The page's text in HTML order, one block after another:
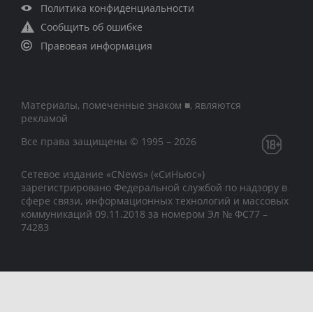
Политика конфиденциальности
Сообщить об ошибке
Правовая информация
Материалы, помеченные знаком ■, являются
рекламой
Все права защищены © 1995 – 2026
Сетевое издание «CNews» («СиНьюс»)
зарегистрировано Федеральной службой по надзору в
сфере связи, информационных технологий и массовых
коммуникаций 09.11.2018 за номером Эл № ФС77 –
74283